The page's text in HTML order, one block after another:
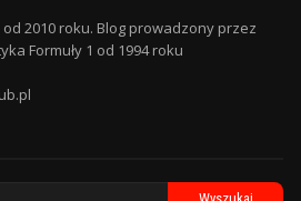
od 2010 roku. Blog prowadzony przez
Formuły 1 od 1994 roku